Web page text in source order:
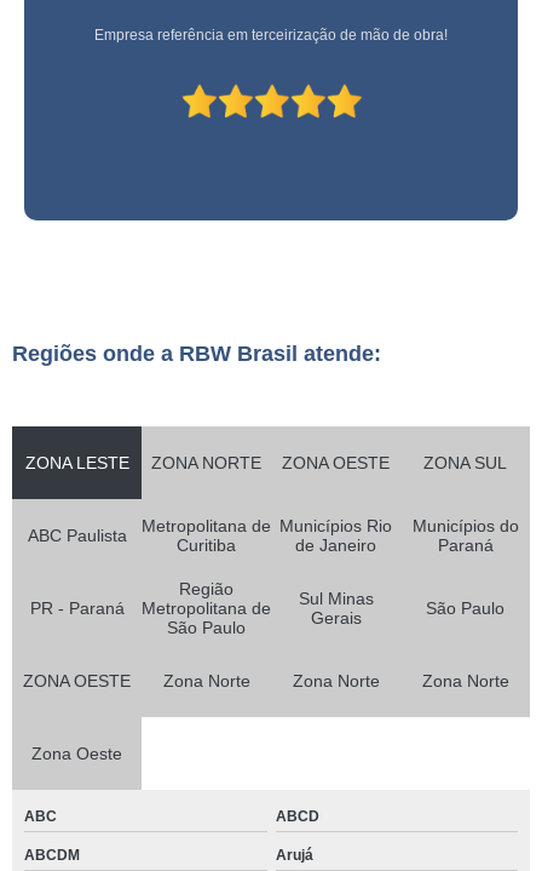
Empresa referência em terceirização de mão de obra!
Regiões onde a RBW Brasil atende:
ZONA LESTE ZONA NORTE ZONA OESTE ZONA SUL
ABC Paulista
Metropolitana de
Curitiba
Municípios Rio
de Janeiro
Municípios do
Paraná
PR - Paraná
Região
Metropolitana de
São Paulo
Sul Minas
Gerais
São Paulo
ZONA OESTE Zona Norte Zona Norte Zona Norte
Zona Oeste
ABC ABCD
ABCDM Arujá